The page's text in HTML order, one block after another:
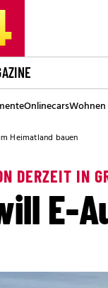
Onlinecars
Heimatland bauen
DERZEIT IN
E-